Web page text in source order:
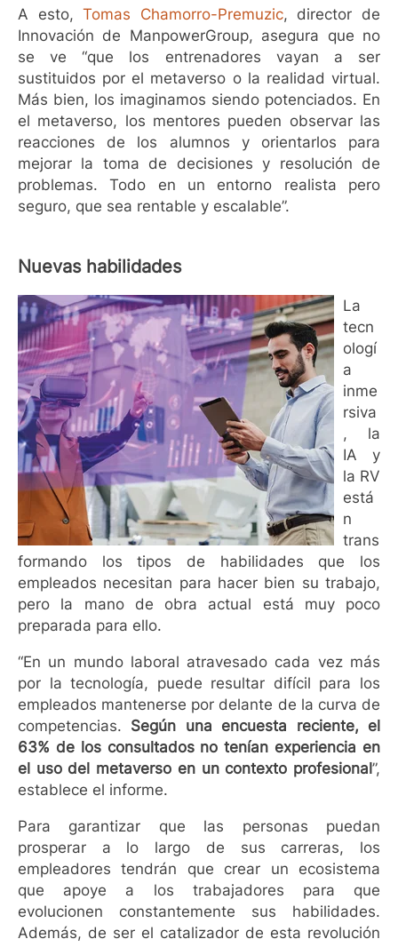
A esto,Tomas Chamorro-Premuzic, director de
Innovación de ManpowerGroup, asegura que no
se ve “que los entrenadores vayan a ser
sustituidos por el metaverso o la realidad virtual.
Más bien, los imaginamos siendo potenciados. En
el metaverso, los mentores pueden observar las
reacciones de los alumnos y orientarlos para
mejorar la toma de decisiones y resolución de
problemas. Todo en un entorno realista pero
seguro, que sea rentable y escalable”.
Nuevas habilidades
La
tecn
ologí
a
inme
rsiva
, la
IA y
la RV
está
n
trans
formando los tipos de habilidades que los
empleados necesitan para hacer bien su trabajo,
pero la mano de obra actual está muy poco
preparada para ello.
“En un mundo laboral atravesado cada vez más
por la tecnología, puede resultar difícil para los
empleados mantenerse por delante de la curva de
competencias. Según una encuesta reciente, el
63% de los consultados no tenían experiencia en
el uso del metaverso en un contexto profesional ”,
establece el informe.
Para garantizar que las personas puedan
prosperar a lo largo de sus carreras, los
empleadores tendrán que crear un ecosistema
que apoye a los trabajadores para que
evolucionen constantemente sus habilidades.
Además, de ser el catalizador de esta revolución